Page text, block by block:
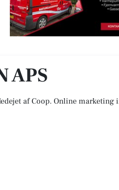
APS
af Coop. Online